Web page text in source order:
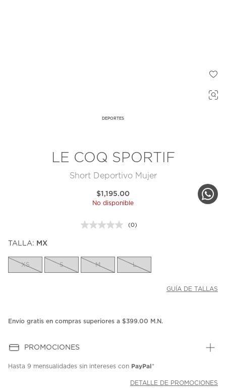
DEPORTES
LE COQ SPORTIF
Short Deportivo Mujer
$1,195.00
No disponible
Sin
la
misma
(0)
TALLA: MX
XS S M L
GUÍA DE TALLAS
Envío gratis en compras superiores a $399.00 M.N.
PROMOCIONES
Hasta 9 mensualidades sin intereses con PayPal*
DETALLE DE PROMOCIONES